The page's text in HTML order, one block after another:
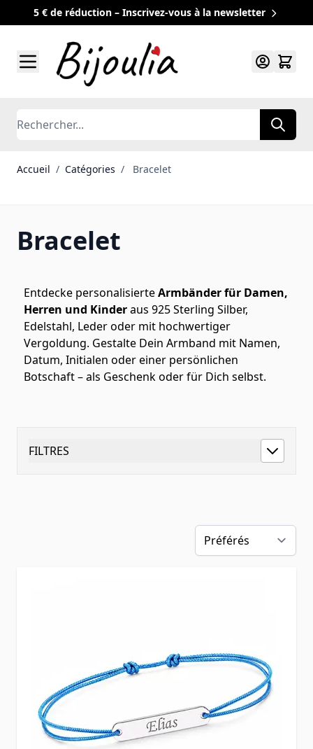
5 € de réduction – Inscrivez-vous à la newsletter
Rechercher
Accueil / Catégories / Bracelet
Bracelet
Entdecke personalisierteArmbänder für Damen,
Herren und Kinderaus 925 Sterling Silber,
Edelstahl, Leder oder mit hochwertiger
Vergoldung. Gestalte Dein Armband mit Namen,
Datum, Initialen oder einer persönlichen
Botschaft – als Geschenk oder für Dich selbst.
FILTRES